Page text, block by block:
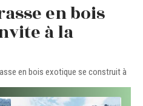
en bois
à la
en bois exotique se construit à